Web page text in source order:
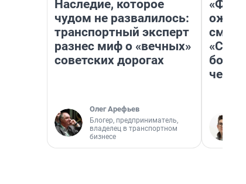
Наследие, которое
чудом не развалилось:
транспортный эксперт
разнес миф о «вечных»
советских дорогах
Олег Арефьев
Блогер, предприниматель,
владелец в транспортном
бизнесе